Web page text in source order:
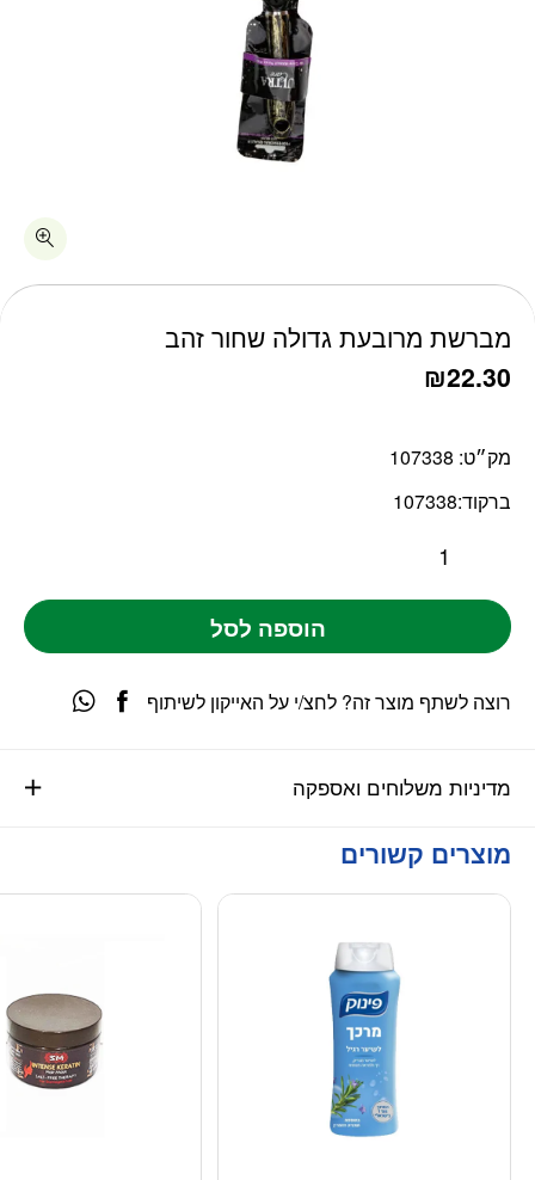
מברשת מרובעת גדולה שחור זהב
₪22.30
מק״ט: 107338
ברקוד:107338
כמות מברשת מרובעת גדולה שחור זהב
הוספה לסל
מדיניות משלוחים ואספקה
רוצה לשתף מוצר זה? לחצ/י על האייקון לשיתוף
מוצרים קשורים